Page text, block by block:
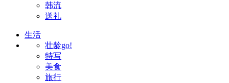
韩流
送礼
生活
壮龄go!
特写
美食
旅行